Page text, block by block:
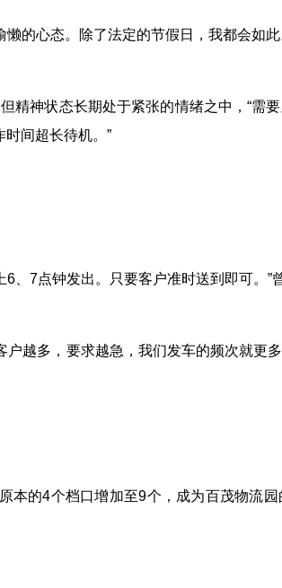
的心态。除了法定的节假日，我都会如此
精神状态长期处于紧张的情绪之中，“需
间超长待机。”
6 7点钟发出。只要客户准时送到即可。
户越多，要求越急，我们发车的频次就更
本的4个档口增加至9个，成为百茂物流